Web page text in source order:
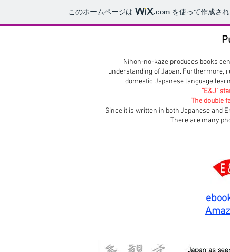
このホームページは .com を使って作成さ
Nihon-no-kaze produces books
understanding of Japan. Furthermore,
domestic Japanese language
"E&J"
The double
Since it is written in both Japanese and
There are many